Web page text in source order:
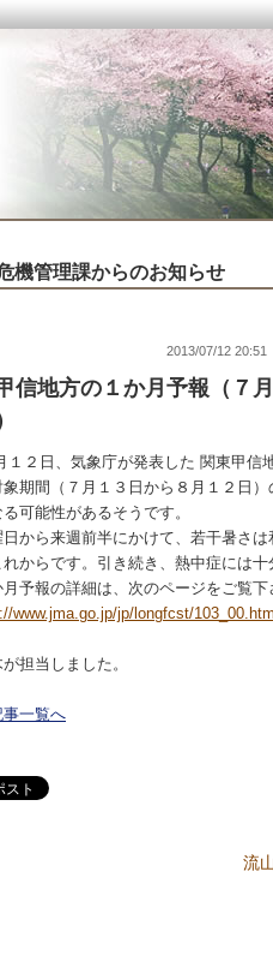
機管理課からのお知らせ
2013/07/12
信地方の１か月予報（７
２日、気象庁が発表した 関東甲信
象期間（７月１３日から８月１２日
可能性があるそうです。
から来週前半にかけて、若干暑さは
からです。引き続き、熱中症には十
予報の詳細は、次のページをご覧下
www.jma.go.jp/jp/longfcst/103_00.html
担当しました。
事一覧へ
流